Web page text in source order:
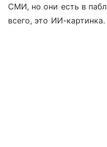
СМИ, но они есть в
всего, это ИИ-картинка.